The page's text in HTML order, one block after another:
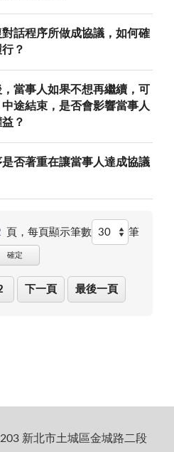
話程序所做成協議，如何確
？
當事人如果不想再繼續，可
途結束，是否會影響當事人
？
否著重在讓當事人達成協議
頁，每頁顯示筆數 筆
確定
下一頁 最後一頁
新北市土城區金城路二段